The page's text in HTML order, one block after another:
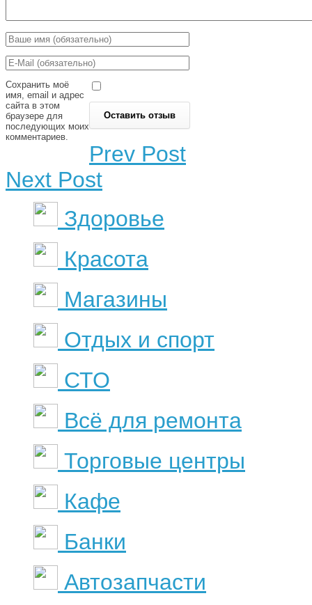
Сохранить моё
имя, email и адрес
сайта в этом
браузере для
последующих моих
комментариев.
Prev Post
Next Post
Здоровье
Красота
Магазины
Отдых и спорт
СТО
Всё для ремонта
Торговые центры
Кафе
Банки
Автозапчасти